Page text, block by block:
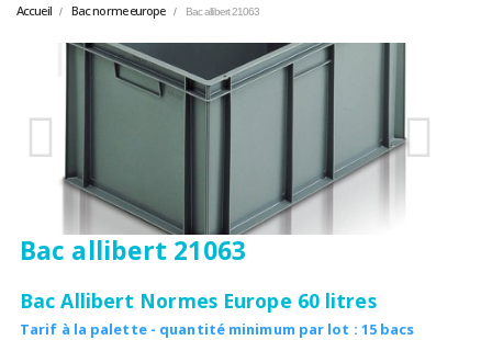
Accueil Bac norme europe Bac allibert 21063
Bac allibert 21063
Bac Allibert Normes Europe 60 litres
Tarif à la palette - quantité minimum par lot : 15 bacs